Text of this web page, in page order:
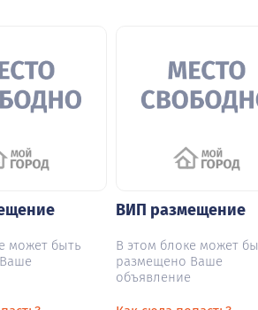
может быть
ВИП размещение
В этом блоке может
размещено Ваше
объявление